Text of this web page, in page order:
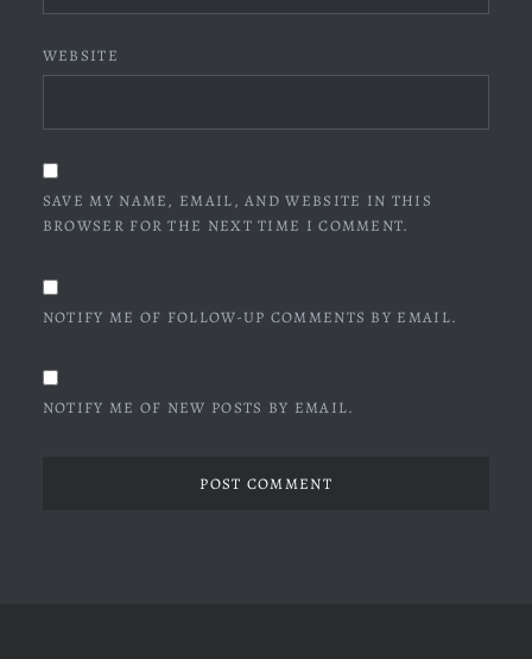
WEBSITE
SAVE MY NAME, EMAIL, AND WEBSITE IN THIS
BROWSER FOR THE NEXT TIME I COMMENT.
NOTIFY ME OF FOLLOW-UP COMMENTS BY EMAIL.
NOTIFY ME OF NEW POSTS BY EMAIL.